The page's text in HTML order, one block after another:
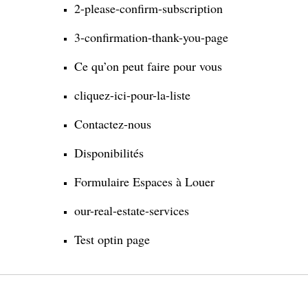
2-please-confirm-subscription
3-confirmation-thank-you-page
Ce qu’on peut faire pour vous
cliquez-ici-pour-la-liste
Contactez-nous
Disponibilités
Formulaire Espaces à Louer
our-real-estate-services
Test optin page